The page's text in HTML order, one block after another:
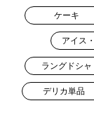
ケーキ
アイス
ラングドシャ
デリカ単品